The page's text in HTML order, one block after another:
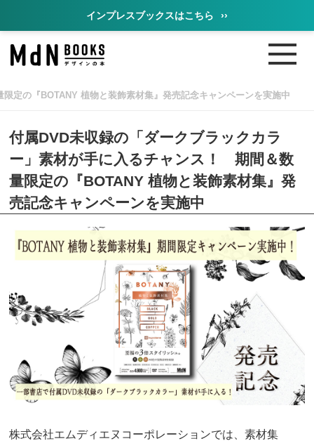
インプレスブックスはこちら ››
定の『BOTANY 植物と装飾素材集』発売記念キャンペーンを実施中
付属DVD未収録の「ダークブラックカラ
ー」素材が手に入るチャンス！ 期間＆数
量限定の『BOTANY 植物と装飾素材集』発
売記念キャンペーンを実施中
株式会社エムディエヌコーポレーションでは、素材集